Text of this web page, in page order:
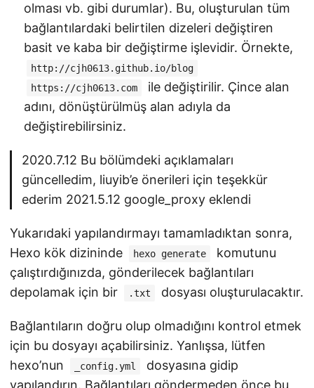
olması vb. gibi durumlar). Bu, oluşturulan tüm
bağlantılardaki belirtilen dizeleri değiştiren
basit ve kaba bir değiştirme işlevidir. Örnekte,
http://cjh0613.github.io/blog
https://cjh0613.com
ile değiştirilir. Çince alan
adını, dönüştürülmüş alan adıyla da
değiştirebilirsiniz.
2020.7.12 Bu bölümdeki açıklamaları
güncelledim, liuyib’e önerileri için teşekkür
ederim 2021.5.12 google_proxy eklendi
Yukarıdaki yapılandırmayı tamamladıktan sonra,
Hexo kök dizininde
hexo generate
komutunu
çalıştırdığınızda, gönderilecek bağlantıları
depolamak için bir
.txt dosyası oluşturulacaktır.
Bağlantıların doğru olup olmadığını kontrol etmek
için bu dosyayı açabilirsiniz. Yanlışsa, lütfen
hexo’nun
_config.yml
dosyasına gidip